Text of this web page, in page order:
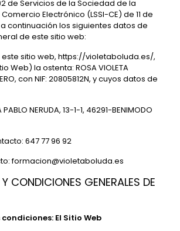
de Servicios de la Sociedad de la
Electrónico (LSSI-CE) de 11 de
continuación los siguientes datos de
de este sitio web:
sitio web, https://violetaboluda.es/,
Web) la ostenta: ROSA VIOLETA
, con NIF: 20805812N, y cuyos datos de
PABLO NERUDA, 13-1-1, 46291-BENIMODO
647 77 96 92
formacion@violetaboluda.es
CONDICIONES GENERALES DE
El Sitio Web